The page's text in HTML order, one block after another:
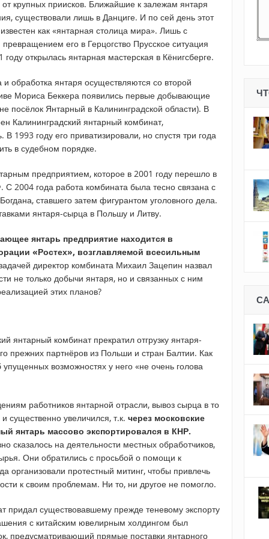
крупных приисков. Ближайшие к залежам янтаря
существовали лишь в Данциге. И по сей день этот
как «янтарная столица мира». Лишь с
его в Герцогство Прусское ситуация
открылась янтарная мастерская в Кёнигсберге.
янтаря осуществляются со второй
Мориса Беккера появились первые добывающие
посёлок Янтарный в Калининградской области). В
Калининградский янтарный комбинат,
1993 году его приватизировали, но спустя три года
в судебном порядке.
предприятием, которое в 2001 году перешло в
2004 года работа комбината была тесно связана с
ставшего затем фигурантом уголовного дела.
янтаря-сырца в Польшу и Литву.
янтарь предприятие находится в
«Ростех», возглавляемой всесильным
директор комбината Михаил Зацепин назвал
не только добычи янтаря, но и связанных с ним
этих планов?
янтарный комбинат прекратил отгрузку янтаря-
прежних партнёров из Польши и стран Балтии. Как
возможностях у него «не очень голова
работников янтарной отрасли, вывоз сырца в то
существенно увеличился, т.к. через московские
янтарь массово экспортировался в КНР.
сказалось на деятельности местных обработчиков,
Они обратились с просьбой о помощи к
организовали протестный митинг, чтобы привлечь
к своим проблемам. Ни то, ни другое не помогло.
придал существовавшему прежде теневому экспорту
с китайским ювелирным холдингом был
предусматривающий прямые поставки янтарного